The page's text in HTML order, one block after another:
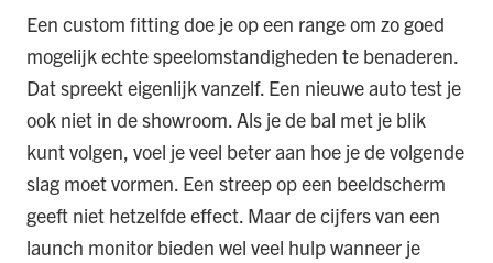
Een custom fitting doe je op een range om zo goed
mogelijk echte speelomstandigheden te benaderen.
Dat spreekt eigenlijk vanzelf. Een nieuwe auto test je
ook niet in de showroom. Als je de bal met je blik
kunt volgen, voel je veel beter aan hoe je de volgende
slag moet vormen. Een streep op een beeldscherm
geeft niet hetzelfde effect. Maar de cijfers van een
launch monitor bieden wel veel hulp wanneer je